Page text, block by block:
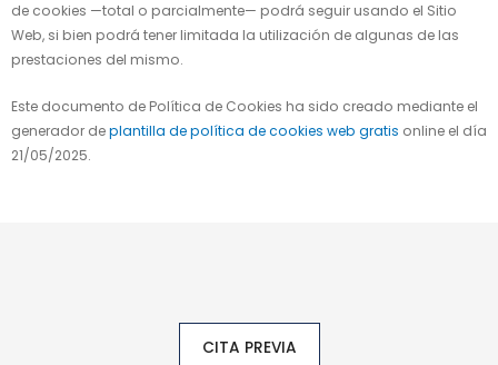
de cookies —total o parcialmente— podrá seguir usando el Sitio
Web, si bien podrá tener limitada la utilización de algunas de las
prestaciones del mismo.
Este documento de Política de Cookies ha sido creado mediante el
generador deplantilla de política de cookies web gratis online el día
21/05/2025.
CITA PREVIA